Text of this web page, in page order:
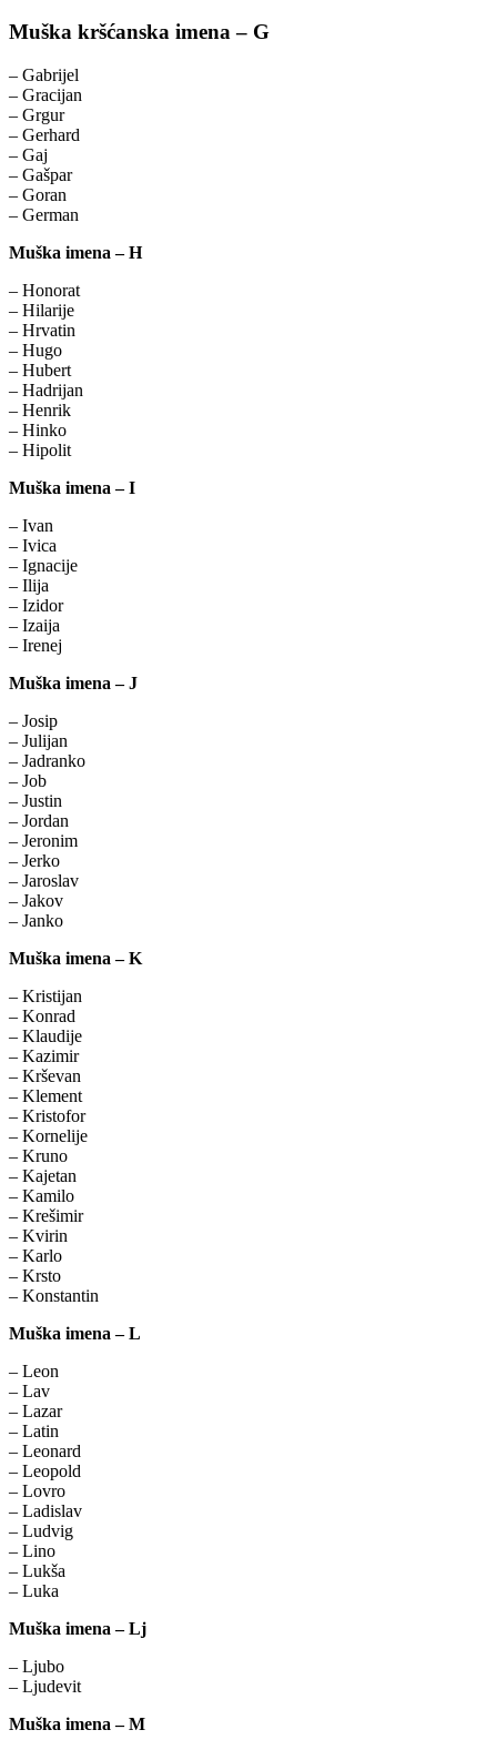
Muška kršćanska imena – G
– Gabrijel
– Gracijan
– Grgur
– Gerhard
– Gaj
– Gašpar
– Goran
– German
Muška imena – H
– Honorat
– Hilarije
– Hrvatin
– Hugo
– Hubert
– Hadrijan
– Henrik
– Hinko
– Hipolit
Muška imena – I
– Ivan
– Ivica
– Ignacije
– Ilija
– Izidor
– Izaija
– Irenej
Muška imena – J
– Josip
– Julijan
– Jadranko
– Job
– Justin
– Jordan
– Jeronim
– Jerko
– Jaroslav
– Jakov
– Janko
Muška imena – K
– Kristijan
– Konrad
– Klaudije
– Kazimir
– Krševan
– Klement
– Kristofor
– Kornelije
– Kruno
– Kajetan
– Kamilo
– Krešimir
– Kvirin
– Karlo
– Krsto
– Konstantin
Muška imena – L
– Leon
– Lav
– Lazar
– Latin
– Leonard
– Leopold
– Lovro
– Ladislav
– Ludvig
– Lino
– Lukša
– Luka
Muška imena – Lj
– Ljubo
– Ljudevit
Muška imena – M